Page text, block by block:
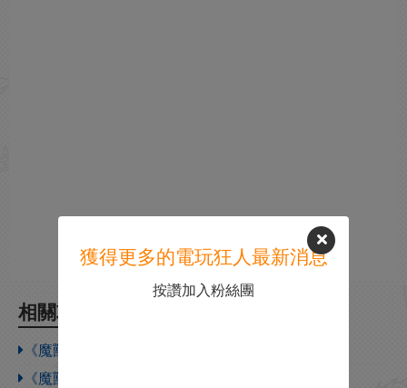
相關攻略
《魔獸爭霸3》作弊碼不給機器人增加金錢
《魔獸爭霸3》作弊碼開全圖視野
獲得更多的電玩狂人最新消息
按讚加入粉絲團